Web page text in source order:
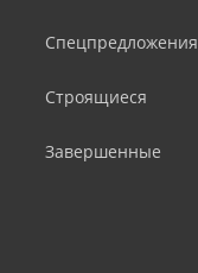
Спецпредложения
Строящиеся
Завершенные